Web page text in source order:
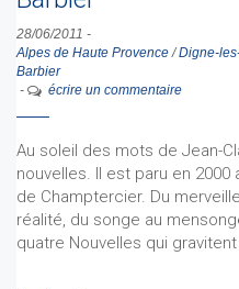
28/06/2011 -
Alpes de Haute Provence/Digne-
Barbier
-
écrire un commentaire
Au soleil des mots de Jean-
nouvelles. Il est paru en 2000
de Champtercier. Du
réalité, du songe au
quatre Nouvelles qui